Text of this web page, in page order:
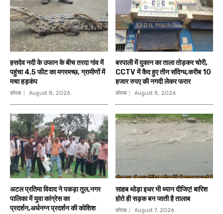
हसदेव नदी के उफान के बीच तरदा गांव में
पहुंचा 4.5 फीट का मगरमच्छ, ग्रामीणों में
मचा हड़कंप
कोरबा August 8, 2026
बरपाली में दुकान का ताला तोड़कर चोरी,
CCTV में कैद हुए तीन संदिग्ध,करीब 10
हजार रुपए की नगदी लेकर फरार
कोरबा August 8, 2026
अटल प्रतिमा विवाद ने पकड़ा तूल,नगर
पालिका में युवा कांग्रेस का
प्रदर्शन,अर्धनग्न प्रदर्शन की कोशिश
साहब थोड़ा इधर भी ध्यान दीजिए! बारिश
होते ही सड़क बन जाती है तालाब
कोरबा August 7, 2026